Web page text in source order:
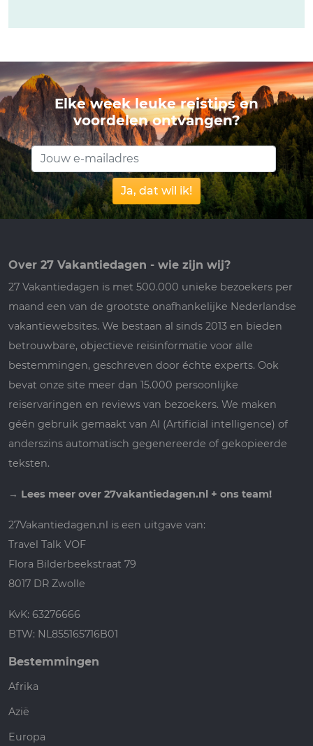
Elke week leuke reistips en
voordelen ontvangen?
Ja, dat wil ik!
Over 27 Vakantiedagen - wie zijn wij?
27 Vakantiedagen is met 500.000 unieke bezoekers per
maand een van de grootste onafhankelijke Nederlandse
vakantiewebsites. We bestaan al sinds 2013 en bieden
betrouwbare, objectieve reisinformatie voor alle
bestemmingen, geschreven door échte experts. Ook
bevat onze site meer dan 15.000 persoonlijke
reiservaringen en reviews van bezoekers. We maken
géén gebruik gemaakt van AI (Artificial intelligence) of
anderszins automatisch gegenereerde of gekopieerde
teksten.
→ Lees meer over 27vakantiedagen.nl + ons team!
27Vakantiedagen.nl is een uitgave van:
Travel Talk VOF
Flora Bilderbeekstraat 79
8017 DR Zwolle
KvK: 63276666
BTW: NL855165716B01
Bestemmingen
Afrika
Azië
Europa